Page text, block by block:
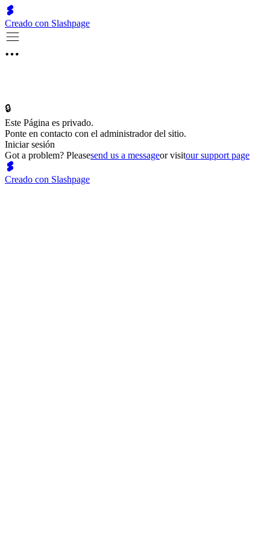
Creado con Slashpage
🔒
Este Página es privado.
Ponte en contacto con el administrador del sitio.
Iniciar sesión
Got a problem? Pleasesend us a messageor visitour support page
Creado con Slashpage